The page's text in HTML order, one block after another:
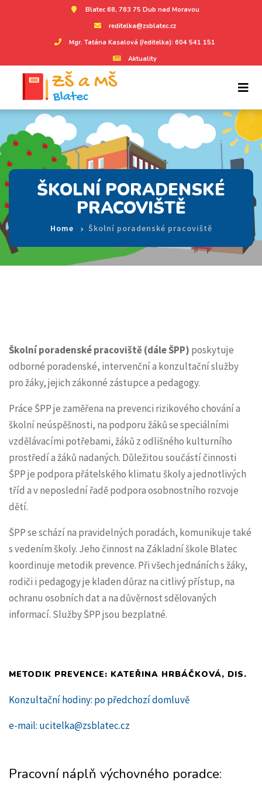
Blatec 68, 783 75 Dub nad Moravou
reditelka@zsblatec.cz
Mgr. Taťána Kasalová (ředitelka): 604 541 151
Aktuality
ŠKOLNÍ PORADENSKÉ
PRACOVIŠTĚ
Home Školní poradenské pracoviště
Školní poradenské pracoviště (dále ŠPP) poskytuje
odborné poradenské, intervenční a konzultační služby
pro žáky, jejich zákonné zástupce a pedagogy.
Práce ŠPP je zaměřena na prevenci rizikového chování a
školní neúspěšnosti, na podporu žáků se speciálními
vzdělávacími potřebami, žáků z odlišného kulturního
prostředí a žáků nadaných. Důležitou součástí činnosti
ŠPP je podpora přátelského klimatu školy a jednotlivých
tříd a v neposlední řadě podpora osobnostního rozvoje
dětí.
ŠPP se schází na pravidelných poradách, komunikuje také
s vedením školy. Jeho činnost na Základní škole Blatec
koordinuje metodik prevence. Při všech jednáních s žáky,
rodiči i pedagogy je kladen důraz na citlivý přístup, na
ochranu osobních dat a na důvěrnost sdělovaných
informací. Služby ŠPP jsou bezplatné.
METODIK PREVENCE: KATEŘINA HRBÁČKOVÁ, DIS.
Konzultační hodiny: po předchozí domluvě
e-mail: ucitelka@zsblatec.cz
Pracovní náplň výchovného poradce: